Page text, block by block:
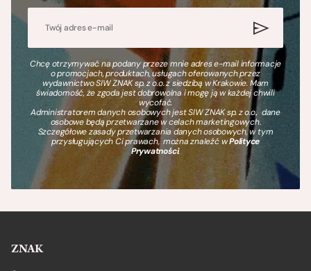
Chcę otrzymywać na podany przeze mnie adres e-mail informacje
o promocjach, produktach, usługach oferowanych przez
wydawnictwo SIW ZNAK sp. z o.o. z siedzibą w Krakowie. Mam
świadomość, że zgoda jest dobrowolna i mogę ją w każdej chwili
wycofać.
Administratorem danych osobowych jest SIW ZNAK sp. z o.o., dane
osobowe będą przetwarzane w celach marketingowych.
Szczegółowe zasady przetwarzania danych osobowych, w tym
przysługujących Ci prawach, można znaleźć wPolityce
Prywatności.
ZNAK